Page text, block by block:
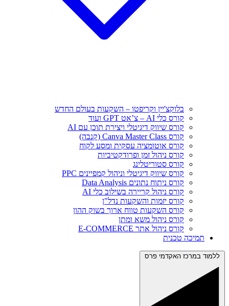
בלוקצ'יין וקריפטו – השקעות בעולם החדש
קורס כלי AI – צ’אט GPT ועוד
קורס שיווק דיגיטלי ויצירת תוכן עם AI
קורס Canva Master Class (קנבה)
קורס אוטומציה עסקית ומסע לקוח
קורס ניהול זמן ופרודקטיביות
קורס סטוריטלינג
קורס שיווק דיגיטלי וניהול קמפיינים PPC
קורס ניתוח נתונים Data Analysis
קורס ניהול קריירה בשילוב כלי AI
קורס יזמות והשקעות נדל"ן
קורס השקעות טווח ארוך בשוק ההון
קורס ניהול משא ומתן
קורס ניהול אתר E‑COMMERCE
תמיכה טכנית
ללמוד במרכז האקדמי פרס